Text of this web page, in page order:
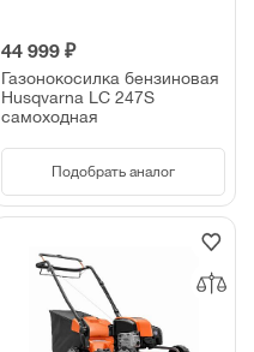
44 999 ₽
Газонокосилка бензиновая
Husqvarna LC 247S
самоходная
Подобрать аналог